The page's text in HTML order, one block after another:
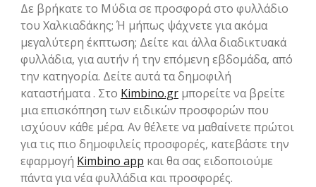
Δε βρήκατε το Μύδια σε προσφορά στο φυλλάδιο
του Χαλκιαδάκης; Ή μήπως ψάχνετε για ακόμα
μεγαλύτερη έκπτωση; Δείτε και άλλα διαδικτυακά
φυλλάδια, για αυτήν ή την επόμενη εβδομάδα, από
την κατηγορία. Δείτε αυτά τα δημοφιλή
καταστήματα . Στο Kimbino.gr μπορείτε να βρείτε
μια επισκόπηση των ειδικών προσφορών που
ισχύουν κάθε μέρα. Αν θέλετε να μαθαίνετε πρώτοι
για τις πιο δημοφιλείς προσφορές, κατεβάστε την
εφαρμογή Kimbino app και θα σας ειδοποιούμε
πάντα για νέα φυλλάδια και προσφορές.